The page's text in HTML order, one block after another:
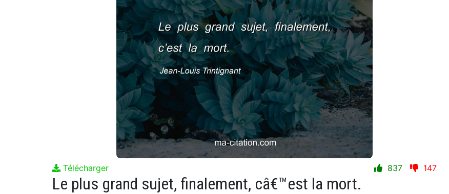
Télécharger 837 147
Le plus grand sujet, finalement, câ€™est la mort.